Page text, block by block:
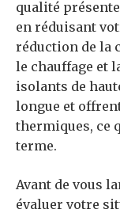
qualité
en réduisant
réduction de la
le chauffage et
isolants de
longue et
thermiques, ce
terme.
Avant de vous
évaluer votre